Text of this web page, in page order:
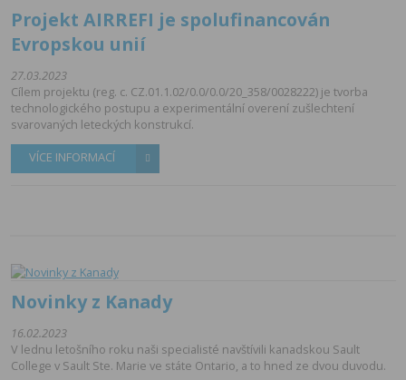
Projekt AIRREFI je spolufinancován
Evropskou unií
27.03.2023
Cílem projektu (reg. c. CZ.01.1.02/0.0/0.0/20_358/0028222) je tvorba
technologického postupu a experimentální overení zušlechtení
svarovaných leteckých konstrukcí.
VÍCE INFORMACÍ
Novinky z Kanady
16.02.2023
V lednu letošního roku naši specialisté navštívili kanadskou Sault
College v Sault Ste. Marie ve státe Ontario, a to hned ze dvou duvodu.